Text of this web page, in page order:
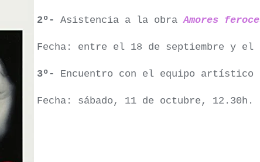
2º- Asistencia a la obra Amores
Fecha: entre el 18 de septiembre y el
3º- Encuentro con el equipo artístico
Fecha: sábado, 11 de octubre, 12.30h.